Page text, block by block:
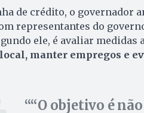
de crédito, o governador
representantes do
ele, é avaliar medidas
manter empregos e
“O objetivo é